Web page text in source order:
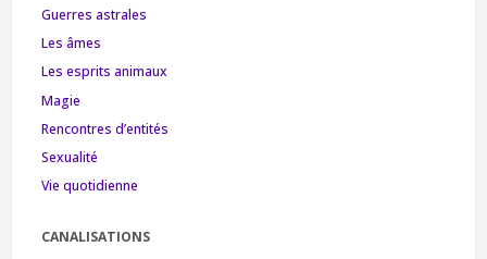
Guerres astrales
Les âmes
Les esprits animaux
Magie
Rencontres d’entités
Sexualité
Vie quotidienne
CANALISATIONS